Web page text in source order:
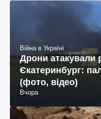
Війна в Україні
Дрони атакували
Єкатеринбург:
(фото, відео)
Вчора